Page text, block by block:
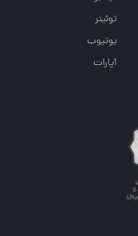
توئیتر
یوتیوب
آپارات